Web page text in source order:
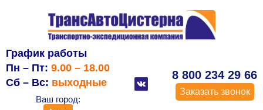
График работы
Пн – Пт: 9.00 – 18.00
Сб – Вс: выходные
Ваш город:
8 800 234 29 66
Заказать звонок